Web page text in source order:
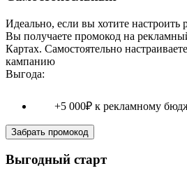
Идеально, если вы хотите настроить
Вы получаете промокод на
Картах. Самостоятельно
кампанию
Выгода:
+5 000₽ к рекламному
Забрать промокод
Выгодный старт